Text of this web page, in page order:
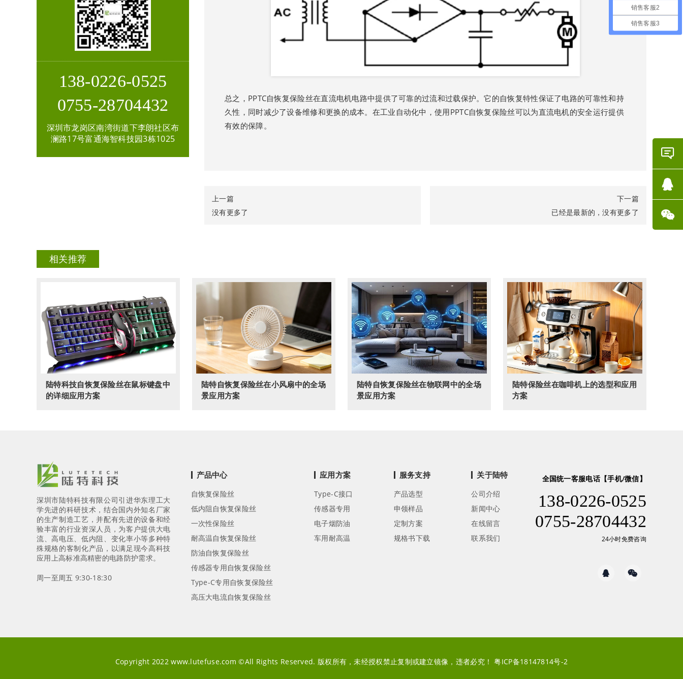
138-0226-0525
0755-28704432
深圳市龙岗区南湾街道下李朗社区布
澜路17号富通海智科技园3栋1025
总之，PPTC自恢复保险丝在直流电机电路中提供了可靠的过流和过载保护。它的自恢复特性保证了电路的可靠性和持
久性，同时减少了设备维修和更换的成本。在工业自动化中，使用PPTC自恢复保险丝可以为直流电机的安全运行提供
有效的保障。
上一篇
没有更多了
下一篇
已经是最新的，没有更多了
相关推荐
陆特科技自恢复保险丝在鼠标键盘中
的详细应用方案
陆特自恢复保险丝在小风扇中的全场
景应用方案
陆特自恢复保险丝在物联网中的全场
景应用方案
陆特保险丝在咖啡机上的选型和应用
方案
深圳市陆特科技有限公司引进华东理工大
学先进的科研技术，结合国内外知名厂家
的生产制造工艺，并配有先进的设备和经
验丰富的行业资深人员，为客户提供大电
流、高电压、低内阻、变化率小等多种特
殊规格的客制化产品，以满足现今高科技
应用上高标准高精密的电路防护需求。
周一至周五 9:30-18:30
产品中心
自恢复保险丝
低内阻自恢复保险丝
一次性保险丝
耐高温自恢复保险丝
防油自恢复保险丝
传感器专用自恢复保险丝
Type-C专用自恢复保险丝
高压大电流自恢复保险丝
应用方案
Type-C接口
传感器专用
电子烟防油
车用耐高温
服务支持
产品选型
申领样品
定制方案
规格书下载
关于陆特
公司介绍
新闻中心
在线留言
联系我们
全国统一客服电话【手机/微信】
138-0226-0525
0755-28704432
24小时免费咨询
Copyright 2022 www.lutefuse.com ©All Rights Reserved. 版权所有，未经授权禁止复制或建立镜像，违者必究！粤ICP备18147814号-2
在线
咨询
QQ咨
询
销售客服2
销售客服3